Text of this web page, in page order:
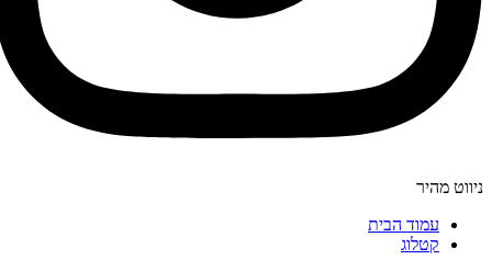
ניווט מהיר
עמוד הבית
קטלוג